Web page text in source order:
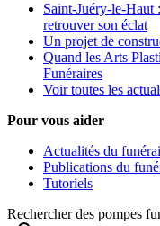
Saint-Juéry-le-Haut
retrouver son éclat
Un projet de
Quand les Arts
Funéraires
Voir toutes les
Pour vous aider
Actualités du
Publications du
Tutoriels
Rechercher des pompes